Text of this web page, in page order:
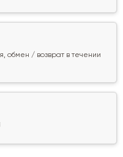
обмен / возврат в течении